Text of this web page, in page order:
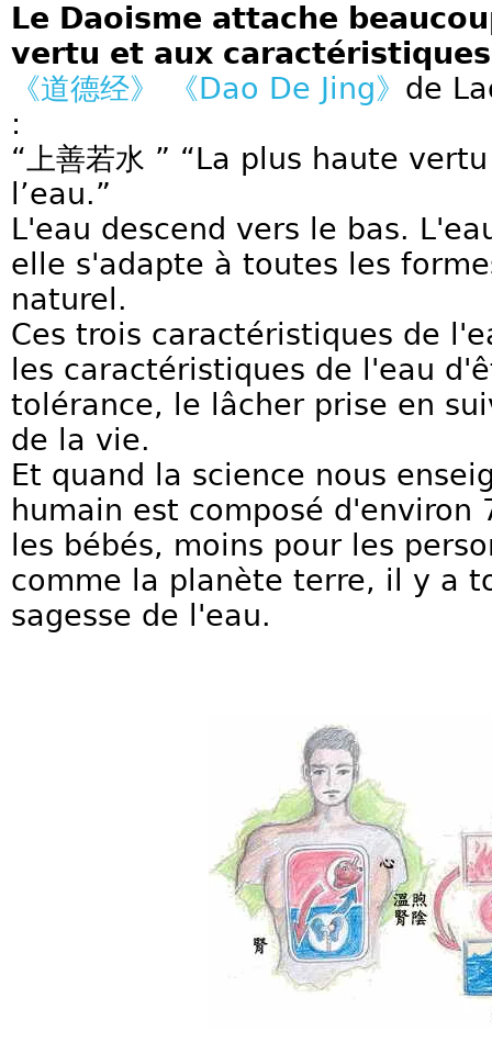
Le Daoisme attache
vertu et aux
《道德经》 《Dao De Jing》 de
:
“上善若水 ” “La plus haute
l’eau.”
L'eau descend vers le bas.
elle s'adapte à toutes les
naturel.
Ces trois caractéristiques de
les caractéristiques de l'eau
tolérance, le lâcher prise en
de la vie.
Et quand la science nous
humain est composé d'environ
les bébés, moins pour les
comme la planète terre, il y a
sagesse de l'eau.